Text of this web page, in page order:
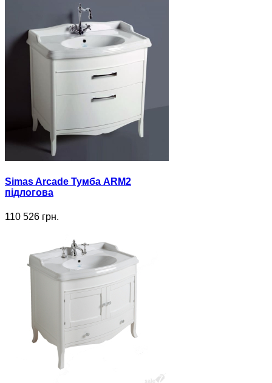
Simas Arcade Тумба ARM2
підлогова
110 526 грн.